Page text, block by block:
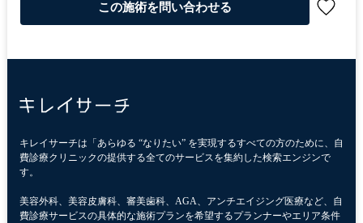
この施術を問い合わせる
キレイサーチは「あらゆる “なりたい” を実現するすべての方のために、自
費診療クリニックの提供する全てのサービスを集約した検索エンジンで
す。
美容外科、美容皮膚科、審美歯科、AGA、アンチエイジング医療など、自
費診療サービスの具体的な施術プランを希望するプランナーやエリア条件